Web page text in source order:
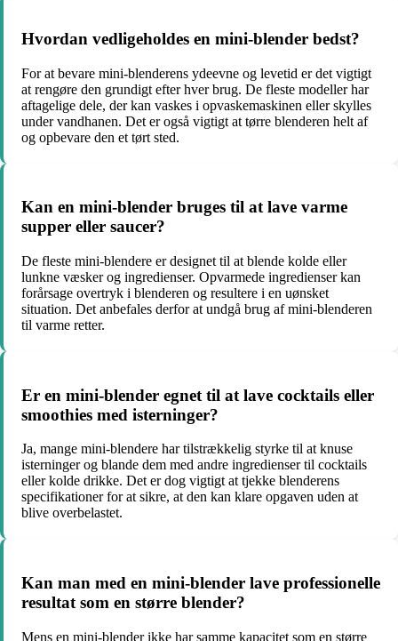
Hvordan vedligeholdes en mini-blender bedst?
For at bevare mini-blenderens ydeevne og levetid er det vigtigt
at rengøre den grundigt efter hver brug. De fleste modeller har
aftagelige dele, der kan vaskes i opvaskemaskinen eller skylles
under vandhanen. Det er også vigtigt at tørre blenderen helt af
og opbevare den et tørt sted.
Kan en mini-blender bruges til at lave varme
supper eller saucer?
De fleste mini-blendere er designet til at blende kolde eller
lunkne væsker og ingredienser. Opvarmede ingredienser kan
forårsage overtryk i blenderen og resultere i en uønsket
situation. Det anbefales derfor at undgå brug af mini-blenderen
til varme retter.
Er en mini-blender egnet til at lave cocktails eller
smoothies med isterninger?
Ja, mange mini-blendere har tilstrækkelig styrke til at knuse
isterninger og blande dem med andre ingredienser til cocktails
eller kolde drikke. Det er dog vigtigt at tjekke blenderens
specifikationer for at sikre, at den kan klare opgaven uden at
blive overbelastet.
Kan man med en mini-blender lave professionelle
resultat som en større blender?
Mens en mini-blender ikke har samme kapacitet som en større